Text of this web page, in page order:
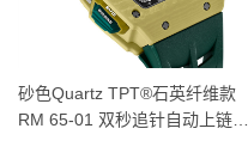
砂色Quartz TPT®石英纤维款
RM 65-01 双秒追针自动上链计